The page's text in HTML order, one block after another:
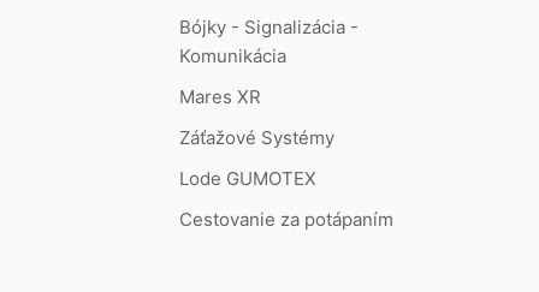
Bójky - Signalizácia -
Komunikácia
Mares XR
Záťažové Systémy
Lode GUMOTEX
Cestovanie za potápaním